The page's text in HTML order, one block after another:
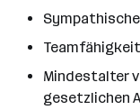
Mindestalter
gesetzlichen